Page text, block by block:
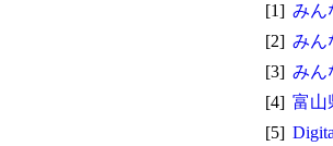
[1] みん
[2] みん
[3] みん
[4] 富山
[5]